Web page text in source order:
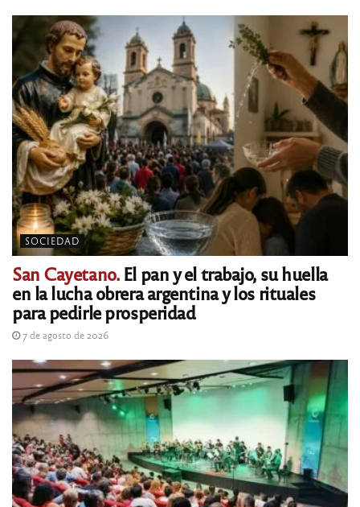
SOCIEDAD
San Cayetano.El pan y el trabajo, su huella
en la lucha obrera argentina y los rituales
para pedirle prosperidad
7 de agosto de 2026